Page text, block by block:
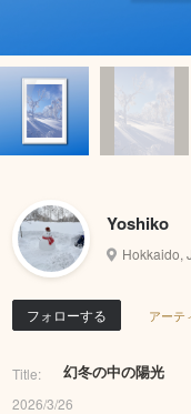
Yoshiko
Hokkaido,
フォローする アーテ
Title: 幻冬の中の陽光
2026/3/26